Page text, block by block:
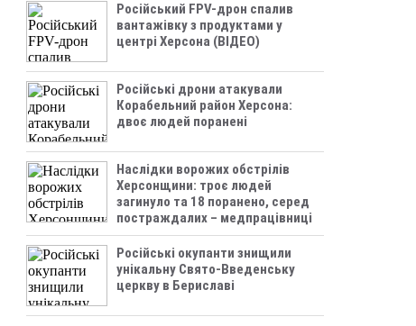
Російський FPV-дрон спалив
вантажівку з продуктами у
центрі Херсона (ВІДЕО)
Російські дрони атакували
Корабельний район Херсона:
двоє людей поранені
Наслідки ворожих обстрілів
Херсонщини: троє людей
загинуло та 18 поранено, серед
постраждалих – медпрацівниці
Російські окупанти знищили
унікальну Свято-Введенську
церкву в Бериславі